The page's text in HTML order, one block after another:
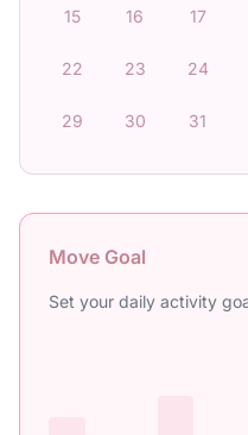
15 16 17
22 23 24
29 30 31
Move Goal
Set your daily activity